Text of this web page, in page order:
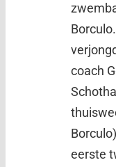
coach
eerste